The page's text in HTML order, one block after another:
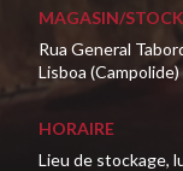
MAGASIN/
Rua General
Lisboa (Campolide)
HORAIRE
Lieu de stockage,